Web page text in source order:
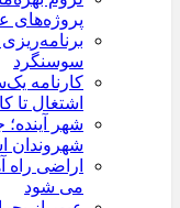
پروژه‌های
سوسنگرد
کارنامه
اشتغال
شهر
شهروندان
اراضی
می شود